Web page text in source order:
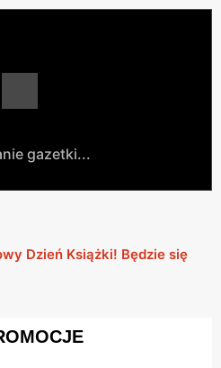
gazetki...
Dzień Książki! Będzie się